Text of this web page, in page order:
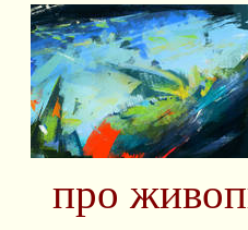
про